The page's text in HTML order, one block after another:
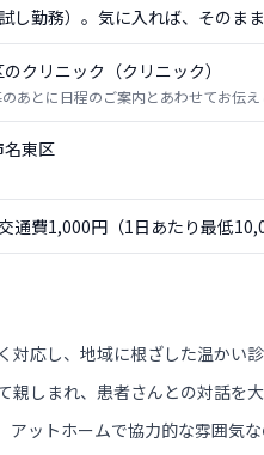
し勤務）。気に入れば、そのま
クリニック（クリニック）
あとに日程のご案内とあわせてお伝え
名東区
通費1,000円（1日あたり最低
応し、地域に根ざした温かい
親しまれ、患者さんとの対話を
ットホームで協力的な雰囲気